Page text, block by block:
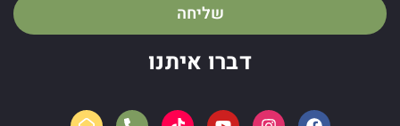
שליחה
דברו איתנו